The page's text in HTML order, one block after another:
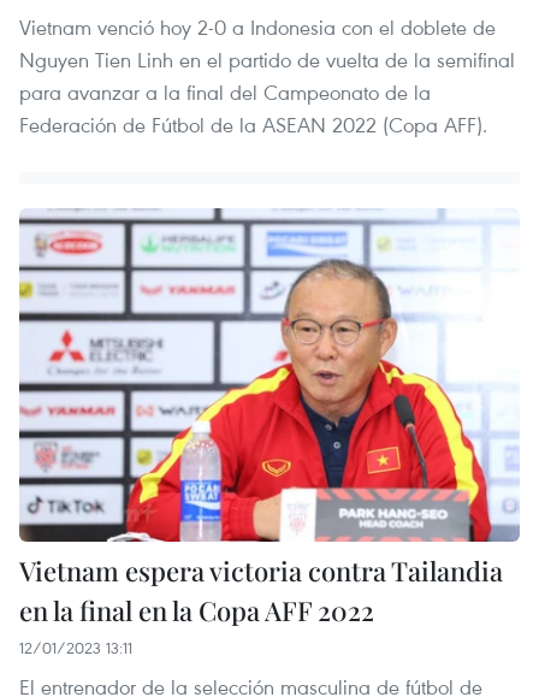
Vietnam venció hoy 2-0 a Indonesia con el doblete de
Nguyen Tien Linh en el partido de vuelta de la semifinal
para avanzar a la final del Campeonato de la
Federación de Fútbol de la ASEAN 2022 (Copa AFF).
Vietnam espera victoria contra Tailandia
en la final en la Copa AFF 2022
12/01/2023 13:11
El entrenador de la selección masculina de fútbol de